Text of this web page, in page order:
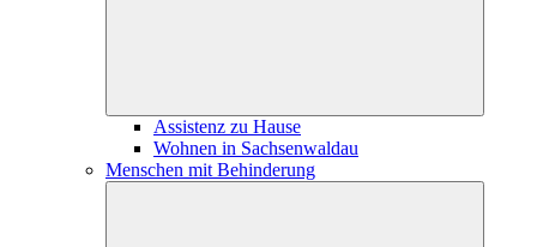
Assistenz zu Hause
Wohnen in Sachsenwaldau
Menschen mit Behinderung